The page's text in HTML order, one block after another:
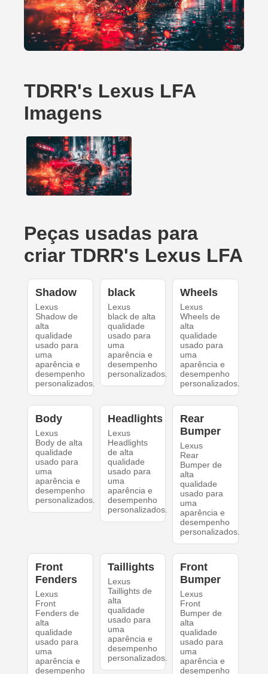
TDRR's Lexus LFA
Imagens
Peças usadas para
criar TDRR's Lexus LFA
Shadow
Lexus
Shadow de
alta
qualidade
usado para
uma
aparência e
desempenho
personalizados.
black
Lexus
black de alta
qualidade
usado para
uma
aparência e
desempenho
personalizados.
Wheels
Lexus
Wheels de
alta
qualidade
usado para
uma
aparência e
desempenho
personalizados.
Body
Lexus
Body de alta
qualidade
usado para
uma
aparência e
desempenho
personalizados.
Headlights
Lexus
Headlights
de alta
qualidade
usado para
uma
aparência e
desempenho
personalizados.
Rear
Bumper
Lexus
Rear
Bumper de
alta
qualidade
usado para
uma
aparência e
desempenho
personalizados.
Front
Fenders
Lexus
Front
Fenders de
alta
qualidade
usado para
uma
aparência e
desempenho
Taillights
Lexus
Taillights de
alta
qualidade
usado para
uma
aparência e
desempenho
personalizados.
Front
Bumper
Lexus
Front
Bumper de
alta
qualidade
usado para
uma
aparência e
desempenho